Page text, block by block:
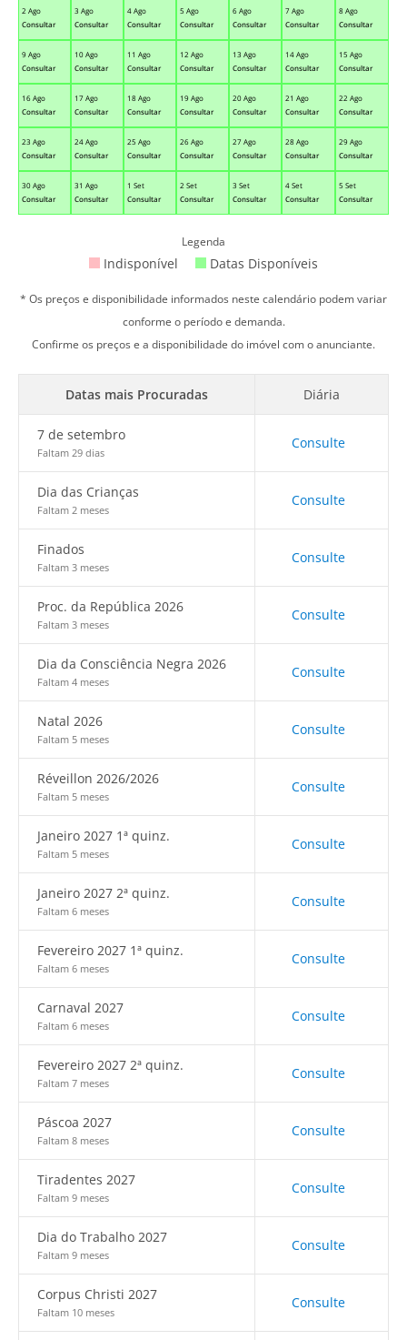
2 Ago
Consultar
3 Ago
Consultar
4 Ago
Consultar
5 Ago
Consultar
6 Ago
Consultar
7 Ago
Consultar
8 Ago
Consultar
9 Ago
Consultar
10 Ago
Consultar
11 Ago
Consultar
12 Ago
Consultar
13 Ago
Consultar
14 Ago
Consultar
15 Ago
Consultar
16 Ago
Consultar
17 Ago
Consultar
18 Ago
Consultar
19 Ago
Consultar
20 Ago
Consultar
21 Ago
Consultar
22 Ago
Consultar
23 Ago
Consultar
24 Ago
Consultar
25 Ago
Consultar
26 Ago
Consultar
27 Ago
Consultar
28 Ago
Consultar
29 Ago
Consultar
30 Ago
Consultar
31 Ago
Consultar
1 Set
Consultar
2 Set
Consultar
3 Set
Consultar
4 Set
Consultar
5 Set
Consultar
Legenda
Indisponível Datas Disponíveis
* Os preços e disponibilidade informados neste calendário podem variar
conforme o período e demanda.
Confirme os preços e a disponibilidade do imóvel com o anunciante.
Datas mais Procuradas Diária
7 de setembro
Faltam 29 dias
Consulte
Dia das Crianças
Faltam 2 meses
Consulte
Finados
Faltam 3 meses
Consulte
Proc. da República 2026
Faltam 3 meses
Consulte
Dia da Consciência Negra 2026
Faltam 4 meses
Consulte
Natal 2026
Faltam 5 meses
Consulte
Réveillon 2026/2026
Faltam 5 meses
Consulte
Janeiro 2027 1ª quinz.
Faltam 5 meses
Consulte
Janeiro 2027 2ª quinz.
Faltam 6 meses
Consulte
Fevereiro 2027 1ª quinz.
Faltam 6 meses
Consulte
Carnaval 2027
Faltam 6 meses
Consulte
Fevereiro 2027 2ª quinz.
Faltam 7 meses
Consulte
Páscoa 2027
Faltam 8 meses
Consulte
Tiradentes 2027
Faltam 9 meses
Consulte
Dia do Trabalho 2027
Faltam 9 meses
Consulte
Corpus Christi 2027
Faltam 10 meses
Consulte